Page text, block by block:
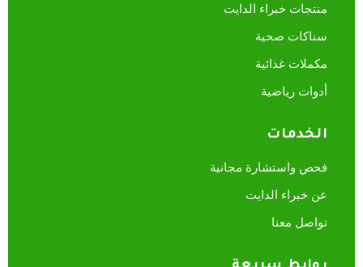
منتجات خبراء الدايت
سناكات صحية
مكملات غذائية
أدوات رياضية
الخدمات
فحص واستشارة مجانية
عن خبراء الدايت
تواصل معنا